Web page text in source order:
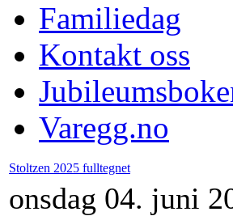
Familiedag
Kontakt oss
Varegg.no
Stoltzen 2025 fulltegnet
onsdag 04. juni